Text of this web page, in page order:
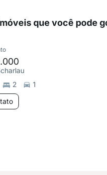
que você pode
2
1